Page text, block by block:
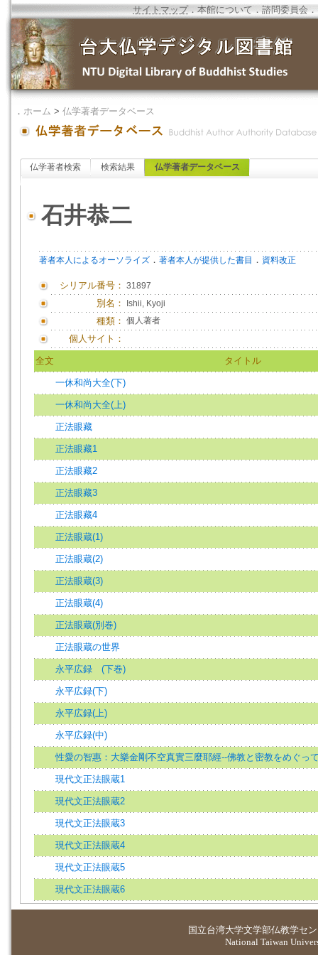
サイトマップ．本館について ．諮問委員会 ．
． ホーム > 仏学著者データベース
仏学著者検索 検索結果 仏学著者データベース
石井恭二
著者本人によるオーソライズ ． 著者本人が提供した書目 ． 資料改正
シリアル番号： 31897
別名： Ishii, Kyoji
種類： 個人著者
個人サイト：
全文 タイトル
一休和尚大全(下)
一休和尚大全(上)
正法眼藏
正法眼藏1
正法眼藏2
正法眼藏3
正法眼藏4
正法眼蔵(1)
正法眼蔵(2)
正法眼蔵(3)
正法眼蔵(4)
正法眼蔵(別巻)
正法眼蔵の世界
永平広録 (下巻)
永平広録(下)
永平広録(上)
永平広録(中)
性愛の智惠：大樂金剛不空真實三麼耶經--佛教と密教をめぐっ
現代文正法眼蔵1
現代文正法眼蔵2
現代文正法眼蔵3
現代文正法眼蔵4
現代文正法眼蔵5
現代文正法眼蔵6
国立台湾大学文学部仏教学セ
National Taiwan